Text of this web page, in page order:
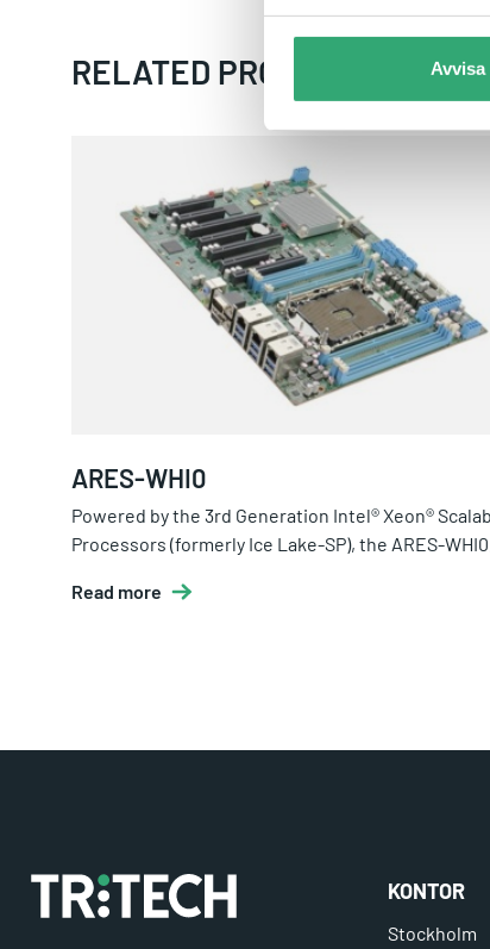
Avvisa
RELATED PRODUCTS
ARES-WHI0
Powered by the 3rd Generation Intel® Xeon®
Processors (formerly Ice Lake-SP), the ARES-WHI0...
Read more
KONTOR
Stockholm